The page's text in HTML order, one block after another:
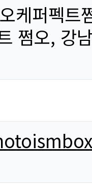
케퍼펙트
쩜오, 강